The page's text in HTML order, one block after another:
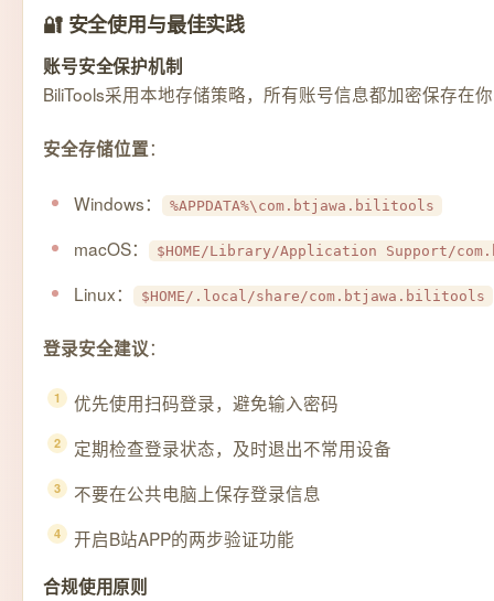
🔐 安全使用与最佳实践
账号安全保护机制
BiliTools采用本地存储策略，所有账号信息都加密保存在
安全存储位置：
Windows： %APPDATA%\com.btjawa.bilitools
macOS： $HOME/Library/Application Support/
Linux： $HOME/.local/share/com.btjawa.bilitools
登录安全建议：
优先使用扫码登录，避免输入密码
定期检查登录状态，及时退出不常用设备
不要在公共电脑上保存登录信息
开启B站APP的两步验证功能
合规使用原则